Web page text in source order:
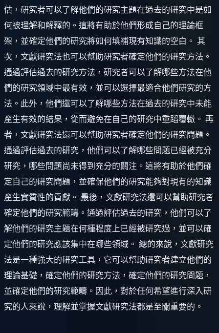
估，研究者可以了解他們的研究主題在過去的研究中是如
何被理解和解釋的。這將有助於他們形成自己的理論框
架，並確定他們的研究將如何填補現有知識的空白。 其
次，文獻研究法也可以幫助研究者確定他們的研究方法。
通過評估過去的研究方法，研究者可以了解哪些方法在他
們的研究領域中最有效，並可以選擇最適合他們研究的方
法。此外，他們還可以了解哪些方法在過去的研究中未能
產生有效的結果，從而避免在自己的研究中重蹈覆轍。 再
者，文獻研究法還可以幫助研究者確定他們的研究問題。
通過評估過去的研究，他們可以了解哪些問題已經被充分
研究，哪些問題尚未得到充分的關注。這將有助於他們確
定自己的研究問題，並確保他們的研究能夠對現有的知識
產生實質性的貢獻。 最後，文獻研究法還可以幫助研究者
確定他們的研究範疇。通過評估過去的研究，他們可以了
解他們的研究主題在何種程度上已經被研究過，並可以確
定他們的研究應該集中在哪些領域。 總的來說，文獻研究
法是一種強大的研究工具，它可以幫助研究者建立他們的
理論基礎，確定他們的研究方法，確定他們的研究問題，
並確定他們的研究範疇。因此，對於任何希望進行深入研
究的人來說，理解並掌握文獻研究法都是至關重要的。